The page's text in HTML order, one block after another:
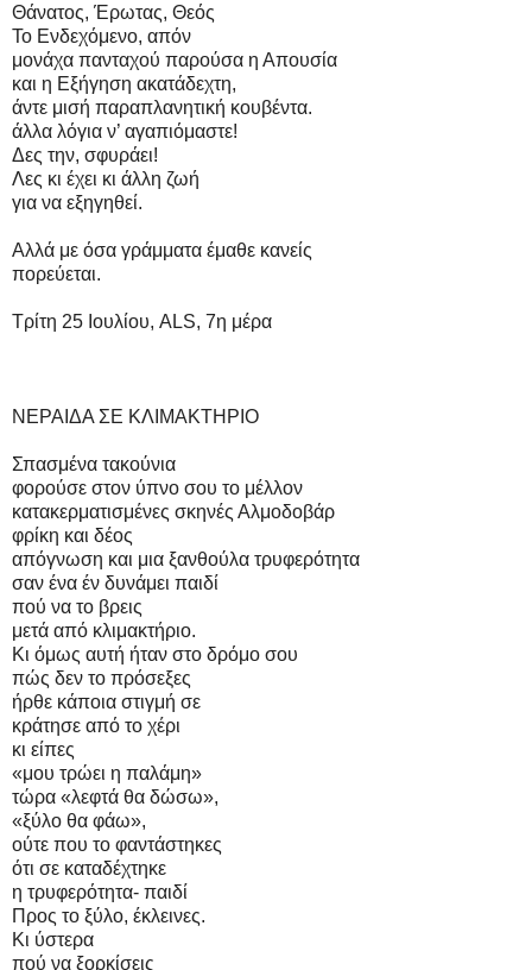
Θάνατος, Έρωτας, Θεός
Το Ενδεχόμενο, απόν
μονάχα πανταχού παρούσα η Απουσία
και η Εξήγηση ακατάδεχτη,
άντε μισή παραπλανητική κουβέντα.
άλλα λόγια ν’ αγαπιόμαστε!
Δες την, σφυράει!
Λες κι έχει κι άλλη ζωή
για να εξηγηθεί.
Αλλά με όσα γράμματα έμαθε κανείς
πορεύεται.
Τρίτη 25 Ιουλίου, ALS, 7η μέρα
ΝΕΡΑΙΔΑ ΣΕ ΚΛΙΜΑΚΤΗΡΙΟ
Σπασμένα τακούνια
φορούσε στον ύπνο σου το μέλλον
κατακερματισμένες σκηνές Αλμοδοβάρ
φρίκη και δέος
απόγνωση και μια ξανθούλα τρυφερότητα
σαν ένα έν δυνάμει παιδί
πού να το βρεις
μετά από κλιμακτήριο.
Κι όμως αυτή ήταν στο δρόμο σου
πώς δεν το πρόσεξες
ήρθε κάποια στιγμή σε
κράτησε από το χέρι
κι είπες
«μου τρώει η παλάμη»
τώρα «λεφτά θα δώσω»,
«ξύλο θα φάω»,
ούτε που το φαντάστηκες
ότι σε καταδέχτηκε
η τρυφερότητα- παιδί
Προς το ξύλο, έκλεινες.
Κι ύστερα
πού να ξορκίσεις